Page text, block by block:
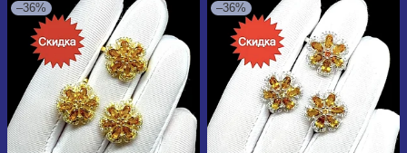
–36% –36%